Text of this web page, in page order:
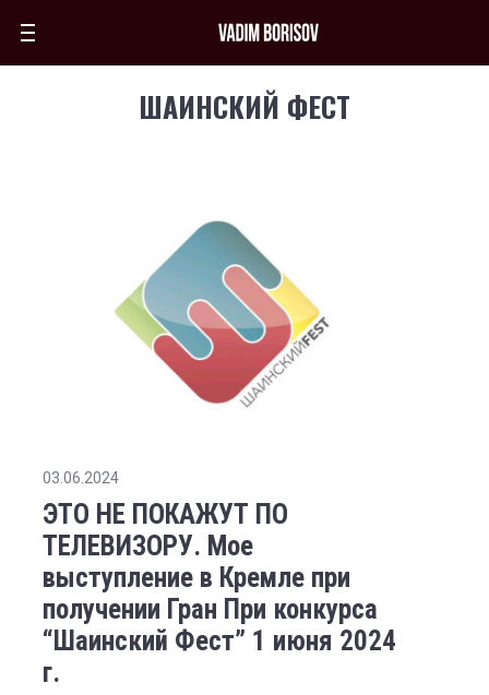
ШАИНСКИЙ ФЕСТ
03.06.2024
ЭТО НЕ ПОКАЖУТ ПО
ТЕЛЕВИЗОРУ. Мое
выступление в Кремле при
получении Гран При конкурса
“Шаинский Фест” 1 июня 2024
г.